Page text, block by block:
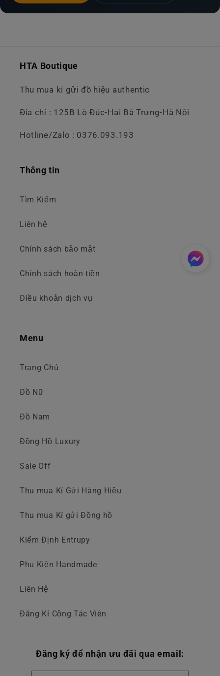
HTA Boutique
Thu mua kí gửi đồ hiệu authentic
Địa chỉ : 125B Lò Đúc-Hai Bà Trưng-Hà Nội
Hotline/Zalo : 0376.093.193
Thông tin
Tìm Kiếm
Liên hệ
Chính sách bảo mật
Chính sách hoàn tiền
Điều khoản dịch vụ
Menu
Trang Chủ
Đồ Nữ
Đồ Nam
Đồng Hồ Luxury
Sale Off
Thu mua Kí Gửi Hàng Hiệu
Thu mua Kí gửi Đồng hồ
Kiểm Định Entrupy
Phụ Kiện Handmade
Liên Hệ
Đăng Kí Cộng Tác Viên
Đăng ký để nhận ưu đãi qua email: